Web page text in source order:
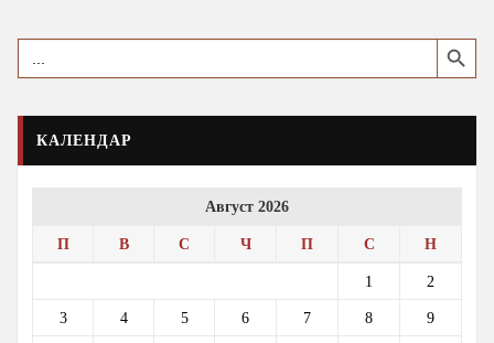
Search
for:
Search Button
КАЛЕНДАР
Август 2026
П В С Ч П С Н
1 2
3 4 5 6 7 8 9